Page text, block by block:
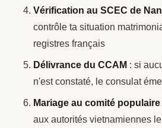
Vérification au SCEC de
contrôle ta situation
registres français
Délivrance du CCAM : si
n'est constaté, le consulat
Mariage au comité populaire
aux autorités vietnamiennes